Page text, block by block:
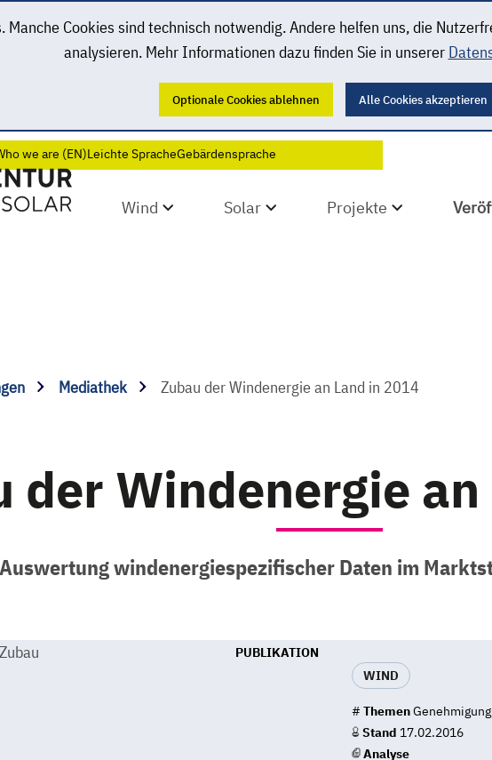
Manche Cookies sind technisch notwendig. Andere helfen uns, die
analysieren. Mehr Informationen dazu finden Sie in unserer
Optionale Cookies ablehnen Alle Cookies akzeptieren
we are (EN)Leichte SpracheGebärdensprache
Wind Solar Projekte
Mediathek Zubau der Windenergie an Land in 2014
der Windenergie
Auswertung windenergiespezifischer Daten im
PUBLIKATION
WIND
# ThemenGenehmigung
Stand 17.02.2016
Analyse